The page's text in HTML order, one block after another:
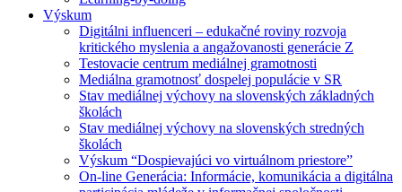
Výskum
Digitálni influenceri – edukačné roviny rozvoja
kritického myslenia a angažovanosti generácie Z
Testovacie centrum mediálnej gramotnosti
Mediálna gramotnosť dospelej populácie v SR
Stav mediálnej výchovy na slovenských základných
školách
Stav mediálnej výchovy na slovenských stredných
školách
Výskum “Dospievajúci vo virtuálnom priestore”
On-line Generácia: Informácie, komunikácia a digitálna